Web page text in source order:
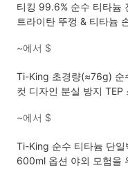
티킹 99.6% 순수 티타늄
트라이탄 뚜껑 & 티타늄
TK2540428/
~에서 $
Ti-King 초경량(≈76g) 순
컷 디자인 분실 방지 TEP
~에서 $
Ti-King 순수 티타늄 단
600ml 옵션 야외 모험을